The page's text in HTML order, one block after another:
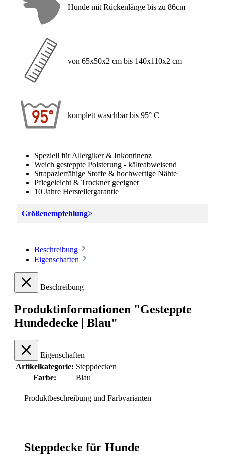
Hunde mit Rückenlänge bis zu 86cm
von 65x50x2 cm bis 140x110x2 cm
komplett waschbar bis 95° C
Speziell für Allergiker & Inkontinenz
Weich gesteppte Polsterung - kälteabweisend
Strapazierfähige Stoffe & hochwertige Nähte
Pflegeleicht & Trockner geeignet
10 Jahre Herstellergarantie
Größenempfehlung>
Beschreibung
Eigenschaften
Beschreibung
Produktinformationen "Gesteppte
Hundedecke | Blau"
Eigenschaften
Artikelkategorie: Steppdecken
Farbe:
Blau
Produktbeschreibung und Farbvarianten
Steppdecke für Hunde